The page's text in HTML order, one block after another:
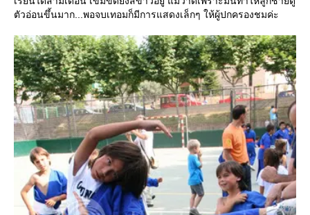
ตัวอ่อนขึ้นมาก...พอจบเทอมก็มีการแสดงเล็กๆ ให้ผู้ปกครองชมค่ะ